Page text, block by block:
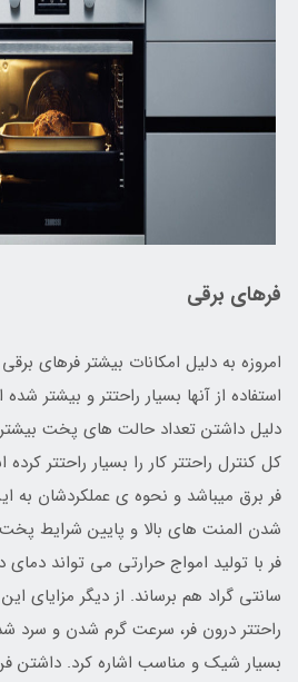
فرهای برقی
امروزه به دلیل امکانات بیشتر فرهای
استفاده از آنها بسیار راحتتر و بیشتر
دلیل داشتن تعداد حالت های پخت
کل کنترل راحتتر کار را بسیار راحتتر
فر برق میباشد و نحوه ی عملکردشان به
شدن المنت های بالا و پایین شرایط پخت
سانتی گراد هم برساند. از دیگر مزایای
راحتتر درون فر، سرعت گرم شدن و سرد
بسیار شیک و مناسب اشاره کرد. داشتن